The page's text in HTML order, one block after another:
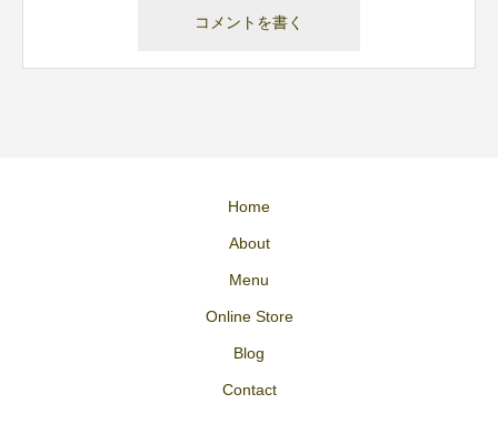
Home
About
Menu
Online Store
Blog
Contact